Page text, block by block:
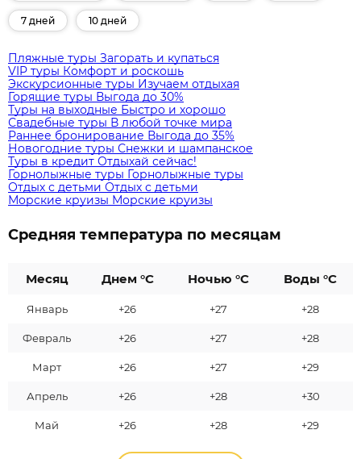
7 дней 10 дней
Пляжные туры Загорать и купаться
VIP туры Комфорт и роскошь
Экскурсионные туры Изучаем отдыхая
Горящие туры Выгода до 30%
Туры на выходные Быстро и хорошо
Свадебные туры В любой точке мира
Раннее бронирование Выгода до 35%
Новогодние туры Снежки и шампанское
Туры в кредит Отдыхай сейчас!
Горнолыжные туры Горнолыжные туры
Отдых с детьми Отдых с детьми
Морские круизы Морские круизы
Средняя температура по месяцам
Месяц Днем °C Ночью °C Воды °C
Январь +26 +27 +28
Февраль +26 +27 +28
Март +26 +27 +29
Апрель +26 +28 +30
Май +26 +28 +29